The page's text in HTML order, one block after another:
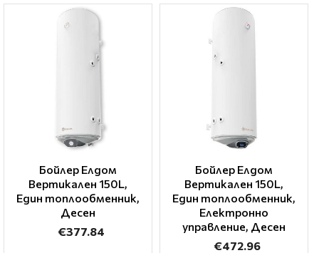
Бойлер Елдом
Вертикален 150L,
Един топлообменник,
Десен
€377.84
Бойлер Елдом
Вертикален 150L,
Един топлообменник,
Електронно
управление, Десен
€472.96